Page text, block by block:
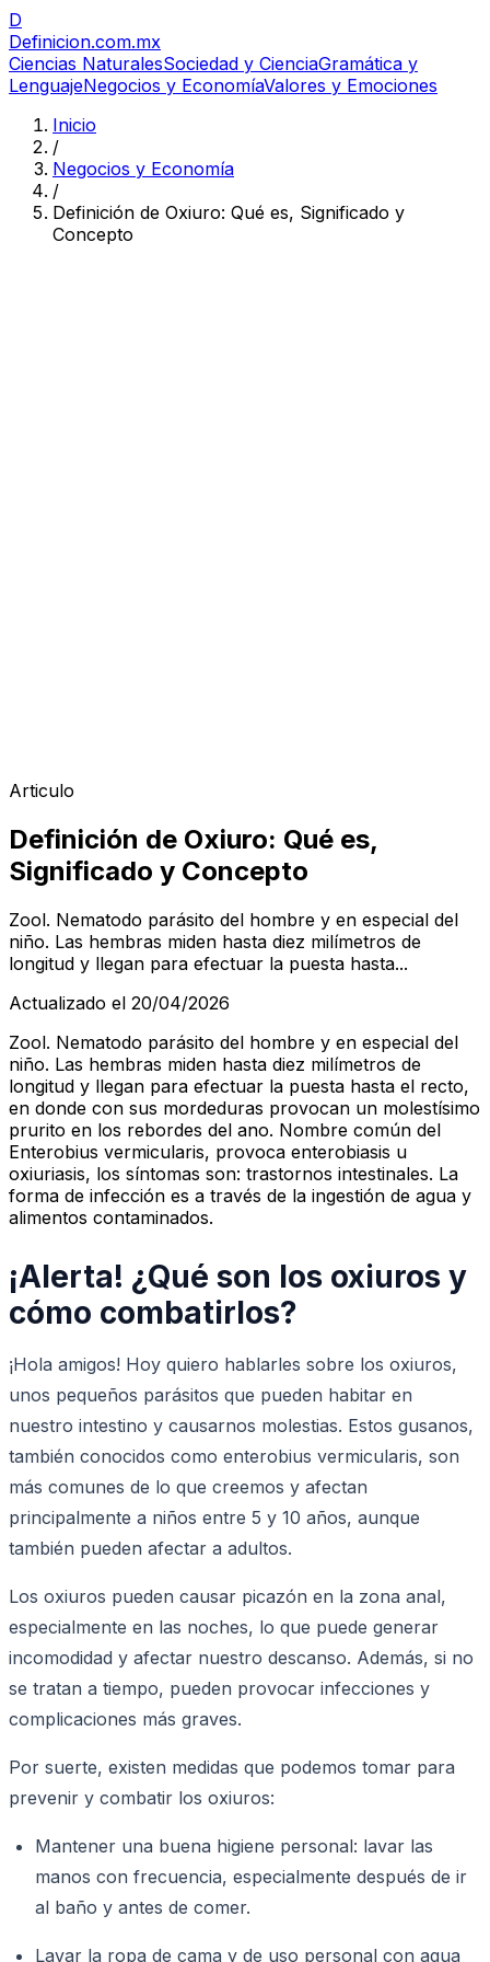
D
Definicion.com.mx
Ciencias NaturalesSociedad y CienciaGramática y
LenguajeNegocios y EconomíaValores y Emociones
Inicio
/
Negocios y Economía
/
Definición de Oxiuro: Qué es, Significado y
Concepto
Articulo
Definición de Oxiuro: Qué es,
Significado y Concepto
Zool. Nematodo parásito del hombre y en especial del
niño. Las hembras miden hasta diez milímetros de
longitud y llegan para efectuar la puesta hasta...
Actualizado el 20/04/2026
Zool. Nematodo parásito del hombre y en especial del
niño. Las hembras miden hasta diez milímetros de
longitud y llegan para efectuar la puesta hasta el recto,
en donde con sus mordeduras provocan un molestísimo
prurito en los rebordes del ano. Nombre común del
Enterobius vermicularis, provoca enterobiasis u
oxiuriasis, los síntomas son: trastornos intestinales. La
forma de infección es a través de la ingestión de agua y
alimentos contaminados.
¡Alerta! ¿Qué son los oxiuros y
cómo combatirlos?
¡Hola amigos! Hoy quiero hablarles sobre los oxiuros,
unos pequeños parásitos que pueden habitar en
nuestro intestino y causarnos molestias. Estos gusanos,
también conocidos como enterobius vermicularis, son
más comunes de lo que creemos y afectan
principalmente a niños entre 5 y 10 años, aunque
también pueden afectar a adultos.
Los oxiuros pueden causar picazón en la zona anal,
especialmente en las noches, lo que puede generar
incomodidad y afectar nuestro descanso. Además, si no
se tratan a tiempo, pueden provocar infecciones y
complicaciones más graves.
Por suerte, existen medidas que podemos tomar para
prevenir y combatir los oxiuros:
Mantener una buena higiene personal: lavar las
manos con frecuencia, especialmente después de ir
al baño y antes de comer.
Lavar la ropa de cama y de uso personal con agua